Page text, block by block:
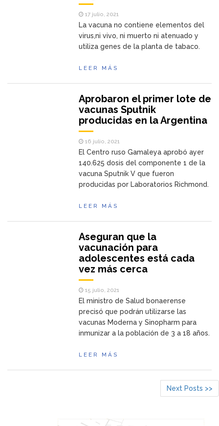
17 julio, 2021
La vacuna no contiene elementos del
virus,ni vivo, ni muerto ni atenuado y
utiliza genes de la planta de tabaco.
LEER MÁS
Aprobaron el primer lote de
vacunas Sputnik
producidas en la Argentina
16 julio, 2021
El Centro ruso Gamaleya aprobó ayer
140.625 dosis del componente 1 de la
vacuna Sputnik V que fueron
producidas por Laboratorios Richmond.
LEER MÁS
Aseguran que la
vacunación para
adolescentes está cada
vez más cerca
15 julio, 2021
El ministro de Salud bonaerense
precisó que podrán utilizarse las
vacunas Moderna y Sinopharm para
inmunizar a la población de 3 a 18 años.
LEER MÁS
Next Posts >>